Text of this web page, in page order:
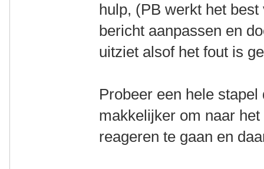
hulp, (PB werkt het
bericht aanpassen en
uitziet alsof het fout is
Probeer een hele
makkelijker om naar
reageren te gaan en